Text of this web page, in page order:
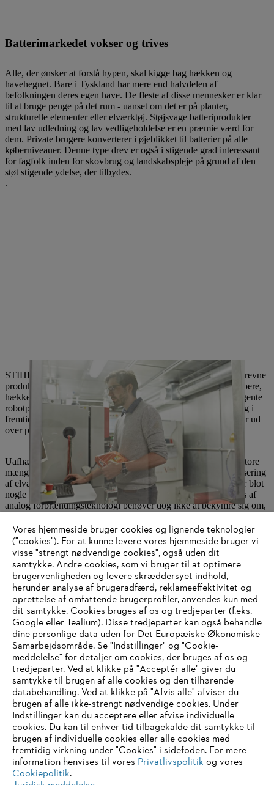
Batterimarkedet vokser og trives
Alle, der ønsker at forstå hypen, skal kigge bag hækken og
havehegnet. Bare i Tyskland har mere end halvdelen af
befolkningen deres egen have. De fleste af disse mennesker er klar
til at bruge penge på det rum - uanset om det er på planter,
strukturelle elementer eller elværktøj. Støjsvage batteriprodukter
med lav udledning og lav vedligeholdelse er en præmie værd for
dem. Private brugere konverterer i øjeblikket til batterier på alle
køberniveauer. Denne type drev er også i stigende grad interessant
for fagfolk inden for skovbrug og landskabspleje på grund af den
støt stigende ydelse, der tilbydes.
.
STIHL har reageret på den stigende efterspørgsel efter batteridrevne
produkter ved at tilbyde et bredt sortiment. Ud over plæneklippere,
hækkeklippere, løvblæsere og motorsave omfatter dette intelligente
robotplæneklippere, der allerede navigerer autonomt i haven og i
fremtiden også skal overtage vandingsstyring og andre opgaver ud
over plænepleje.
Uafhængigt af drivteknologien investerer STIHL i øjeblikket store
mængder ekspertise i den nyttige og brugerorienterede digitalisering
af elværktøj. Forebyggende vedligeholdelse og tyverisikring er blot
nogle af de funktioner, som udviklingsteamet arbejder på. Fans af
analog forbrændingsteknologi behøver dog ikke at bekymre sig om,
være henvist til MP3: STIHL forbliver også tro mod sin oprindelse,
den benzindrevne værktøjsforretning.
Information til leverandører
Produkter
Kontakt
Karriere
Whistleblower-system
Vores hjemmeside bruger cookies og lignende teknologier
("cookies"). For at kunne levere vores hjemmeside bruger vi
visse "strengt nødvendige cookies", også uden dit
samtykke. Andre cookies, som vi bruger til at optimere
brugervenligheden og levere skræddersyet indhold,
herunder analyse af brugeradfærd, reklameeffektivitet og
oprettelse af omfattende brugerprofiler, anvendes kun med
dit samtykke. Cookies bruges af os og tredjeparter (f.eks.
Google eller Tealium). Disse tredjeparter kan også behandle
dine personlige data uden for Det Europæiske Økonomiske
Samarbejdsområde. Se "Indstillinger" og "Cookie-
meddelelse" for detaljer om cookies, der bruges af os og
tredjeparter. Ved at klikke på "Acceptér alle" giver du
samtykke til brugen af alle cookies og den tilhørende
databehandling. Ved at klikke på "Afvis alle" afviser du
brugen af alle ikke-strengt nødvendige cookies. Under
Indstillinger kan du acceptere eller afvise individuelle
cookies. Du kan til enhver tid tilbagekalde dit samtykke til
brugen af individuelle cookies eller alle cookies med
fremtidig virkning under "Cookies" i sidefoden. For mere
information henvises til vores Privatlivspolitik og vores
Cookiepolitik.